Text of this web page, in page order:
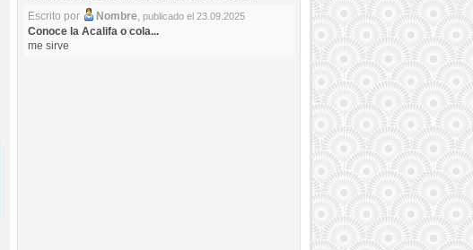
Escrito por
Nombre, publicado el 23.09.2025
Conoce la Acalifa o cola...
me sirve